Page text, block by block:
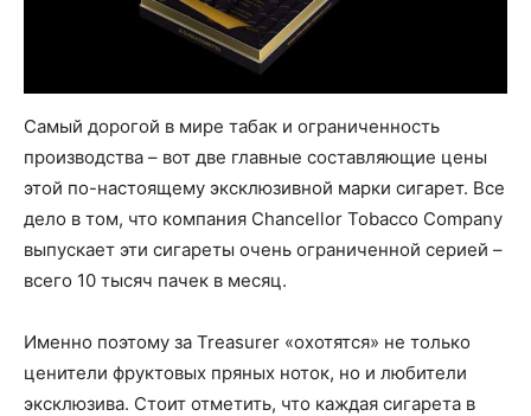
Самый дорогой в мире табак и ограниченность
производства – вот две главные составляющие цены
этой по-настоящему эксклюзивной марки сигарет. Все
дело в том, что компания Chancellor Tobacco Company
выпускает эти сигареты очень ограниченной серией –
всего 10 тысяч пачек в месяц.
Именно поэтому за Treasurer «охотятся» не только
ценители фруктовых пряных ноток, но и любители
эксклюзива. Стоит отметить, что каждая сигарета в